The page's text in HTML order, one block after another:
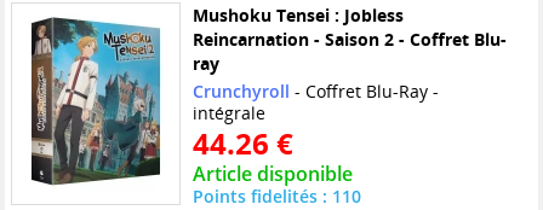
Mushoku Tensei : Jobless
Reincarnation - Saison 2 - Coffret Blu-
ray
Crunchyroll - Coffret Blu-Ray -
intégrale
44.26 €
Article disponible
Points fidelités : 110